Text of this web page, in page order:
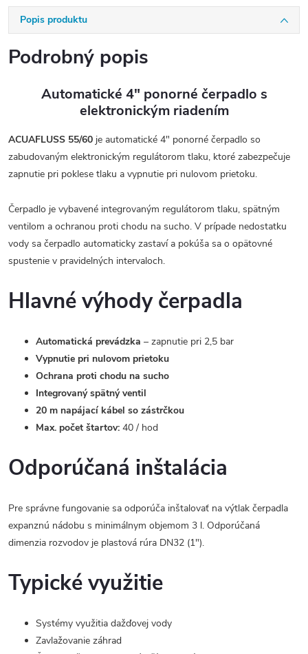
Popis produktu
Podrobný popis
Automatické 4" ponorné čerpadlo s
elektronickým riadením
ACUAFLUSS 55/60 je automatické 4" ponorné čerpadlo so
zabudovaným elektronickým regulátorom tlaku, ktoré zabezpečuje
zapnutie pri poklese tlaku a vypnutie pri nulovom prietoku.
Čerpadlo je vybavené integrovaným regulátorom tlaku, spätným
ventilom a ochranou proti chodu na sucho. V prípade nedostatku
vody sa čerpadlo automaticky zastaví a pokúša sa o opätovné
spustenie v pravidelných intervaloch.
Hlavné výhody čerpadla
Automatická prevádzka – zapnutie pri 2,5 bar
Vypnutie pri nulovom prietoku
Ochrana proti chodu na sucho
Integrovaný spätný ventil
20 m napájací kábel so zástrčkou
Max. počet štartov: 40 / hod
Odporúčaná inštalácia
Pre správne fungovanie sa odporúča inštalovať na výtlak čerpadla
expanznú nádobu s minimálnym objemom 3 l. Odporúčaná
dimenzia rozvodov je plastová rúra DN32 (1").
Typické využitie
Systémy využitia dažďovej vody
Zavlažovanie záhrad